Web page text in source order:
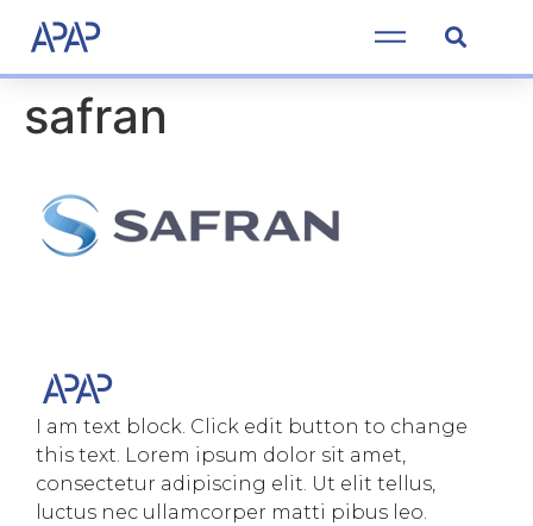
safran
I am text block. Click edit button to change
this text. Lorem ipsum dolor sit amet,
consectetur adipiscing elit. Ut elit tellus,
luctus nec ullamcorper matti pibus leo.